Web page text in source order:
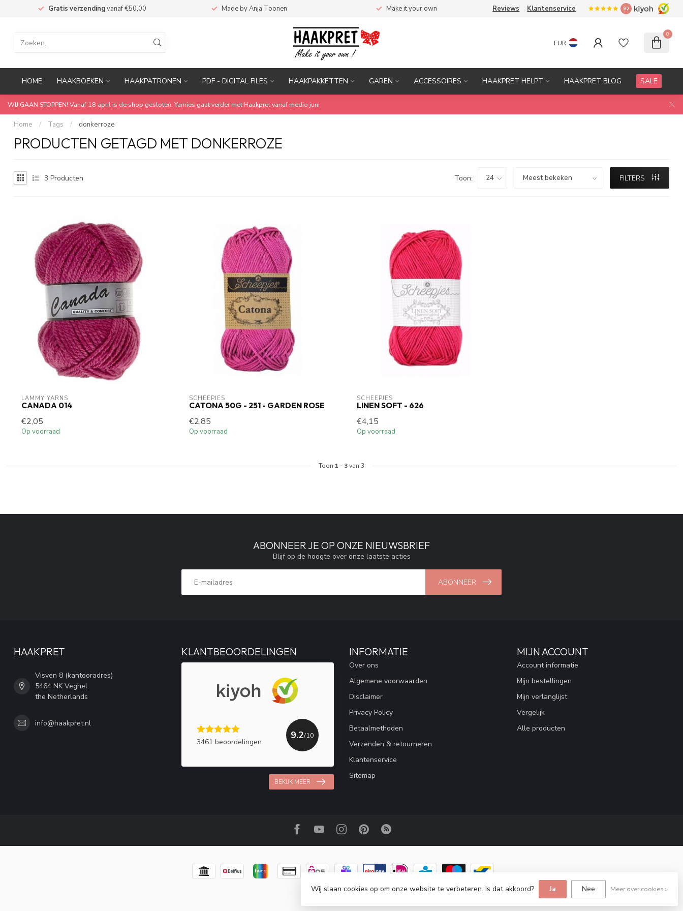
Gratis verzendingvanaf €50,00 Made by Anja Toonen Make it your own Reviews Klantenservice 9.2
EUR
0
HOME HAAKBOEKEN HAAKPATRONEN PDF - DIGITAL FILES HAAKPAKKETTEN GAREN ACCESSOIRES HAAKPRET HELPT HAAKPRET BLOG SALE
WIJ GAAN STOPPEN! Vanaf 18 april is de shop gesloten. Yarnies gaat verder met Haakpret vanaf medio juni
Home / Tags / donkerroze
PRODUCTEN GETAGD MET DONKERROZE
3 Producten Toon: FILTERS
LAMMY YARNS
CANADA 014
€2,05
Op voorraad
SCHEEPJES
CATONA 50G - 251 - GARDEN ROSE
€2,85
Op voorraad
SCHEEPJES
LINEN SOFT - 626
€4,15
Op voorraad
Toon 1 - 3van 3
ABONNEER JE OP ONZE NIEUWSBRIEF
Blijf op de hoogte over onze laatste acties
ABONNEER
HAAKPRET
Visven 8 (kantooradres)
5464 NK Veghel
the Netherlands
info@haakpret.nl
KLANTBEOORDELINGEN
3461 beoordelingen
9.2/10
BEKIJK MEER
INFORMATIE
Over ons
Algemene voorwaarden
Disclaimer
Privacy Policy
Betaalmethoden
Verzenden & retourneren
Klantenservice
Sitemap
MIJN ACCOUNT
Account informatie
Mijn bestellingen
Mijn verlanglijst
Vergelijk
Alle producten
© Copyright 2026 Haakpret
Wij slaan cookies op om onze website te verbeteren. Is dat akkoord? Ja Nee Meer over cookies »